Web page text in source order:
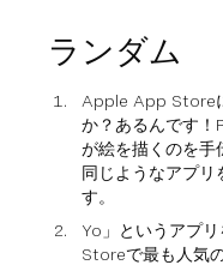
ランダム
Apple App Store
か？あるんです
が絵を描くのを手
同じようなアプリ
す。
Yo」というアプ
Storeで最も人気